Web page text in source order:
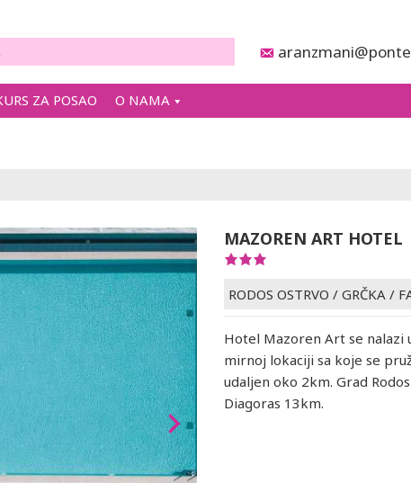
ZA POSAO O NAMA
MAZOREN ART HOTEL
RODOS OSTRVO / GRČKA /
Hotel Mazoren Art se nalazi
mirnoj lokaciji sa koje se
udaljen oko 2km. Grad
Diagoras 13km.